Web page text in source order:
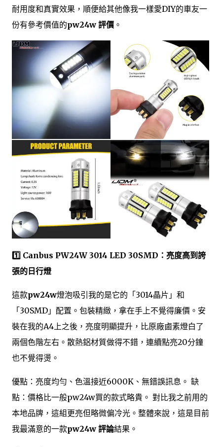
耐用度和真實效果，順便給其他像我一樣愛DIY的車友一
份有參考價值的pw24w 評價 。
1️⃣ Canbus PW24W 3014 LED 30SMD：亮度高到誇
張的日行燈
這款pw24w燈泡吸引我的是它的「3014晶片」和
「30SMD」配置。包裝精緻，拿在手上不覺得廉價。安
裝在我的A4上之後，亮度明顯提升，比原廠鹵素燈白了
兩個色階左右。散熱鋁材質做得不錯，連續點亮20分鐘
也不覺得燙。
優點：亮度均勻、色溫接近6000K、無錯誤訊息。 缺
點：價格比一般pw24w買的款式略貴。 對比我之前用的
本地品牌，這組更亮但略微偏冷光。整體來說，這是目前
我最滿意的一款pw24w 評論結果。